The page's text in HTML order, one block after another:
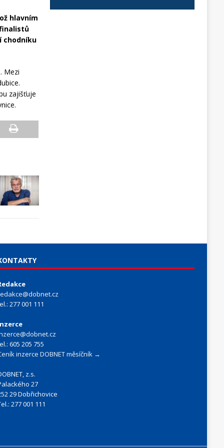
hlavním
chodníku
Mezi
zajišťuje
277 001 111
605 205 755
inzerce DOBNET měsíčník →
z.s.
27
29 Dobřichovice
277 001 111